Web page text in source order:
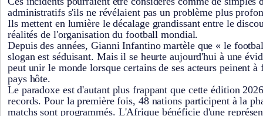
administratifs s'ils ne révélaient pas un problème plus
Ils mettent en lumière le décalage grandissant entre le
réalités de l'organisation du football mondial.
Depuis des années, Gianni Infantino martèle que « le
slogan est séduisant. Mais il se heurte aujourd'hui à une
peut unir le monde lorsque certains de ses acteurs peinent
pays hôte.
Le paradoxe est d'autant plus frappant que cette édition
records. Pour la première fois, 48 nations participent à la
matchs sont programmés. L'Afrique bénéficie d'une